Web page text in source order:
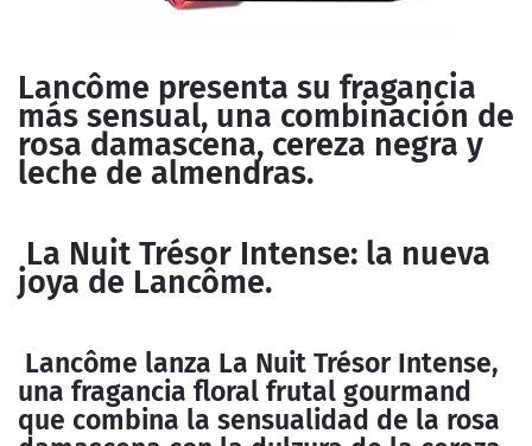
Lancôme presenta su fragancia
más sensual, una combinación de
rosa damascena, cereza negra y
leche de almendras.
La Nuit Trésor Intense: la nueva
joya de Lancôme.
Lancôme lanza La Nuit Trésor Intense,
una fragancia floral frutal gourmand
que combina la sensualidad de la rosa